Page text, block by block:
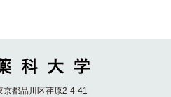
都品川区荏原2-4-41